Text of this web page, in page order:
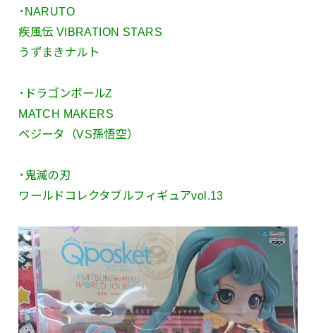
･NARUTO
疾風伝 VIBRATION STARS
うずまきナルト
･ドラゴンボールZ
MATCH MAKERS
ベジータ（VS孫悟空）
･鬼滅の刃
ワールドコレクタブルフィギュアvol.13